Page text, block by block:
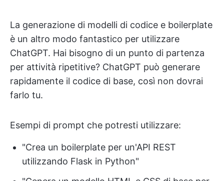
La generazione di modelli di codice e boilerplate
è un altro modo fantastico per utilizzare
ChatGPT. Hai bisogno di un punto di partenza
per attività ripetitive? ChatGPT può generare
rapidamente il codice di base, così non dovrai
farlo tu.
Esempi di prompt che potresti utilizzare:
"Crea un boilerplate per un'API REST
utilizzando Flask in Python"